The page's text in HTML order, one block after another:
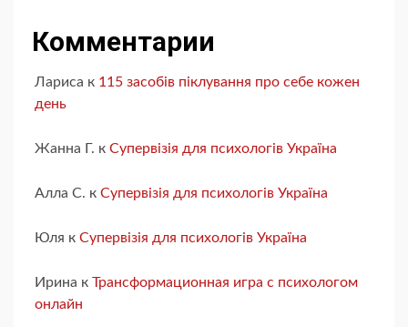
Комментарии
Лариса к 115 засобів піклування про себе кожен
день
Жанна Г. к Супервізія для психологів Україна
Алла С. к Супервізія для психологів Україна
Юля к Супервізія для психологів Україна
Ирина к Трансформационная игра с психологом
онлайн